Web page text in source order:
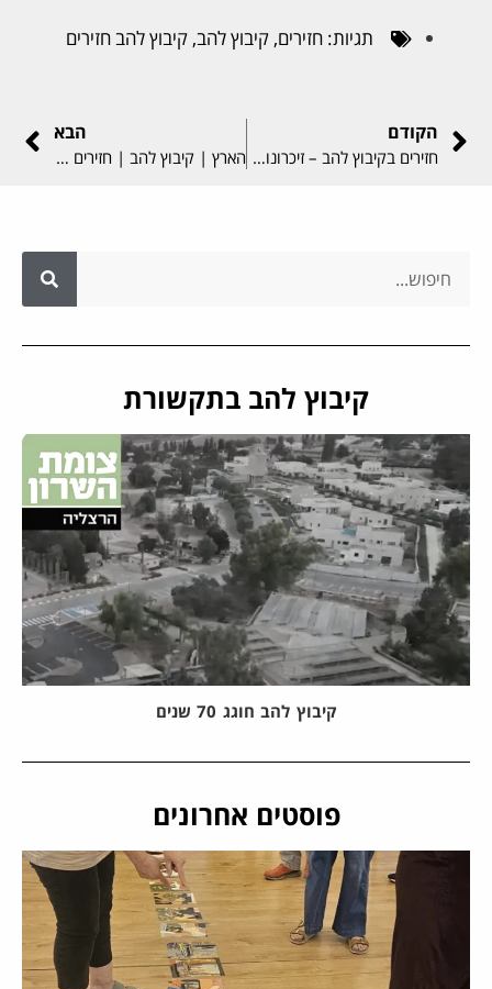
תגיות: חזירים,קיבוץ להב,קיבוץ להב חזירים
הקודם
חזירים בקיבוץ להב – זיכרונות הוותיקים | אשקלון נט
הבא
הארץ | קיבוץ להב | חזירים אינטליגנטים ובעלי יכולת למידה
קיבוץ להב בתקשורת
קיבוץ להב חוגג 70 שנים
פוסטים אחרונים